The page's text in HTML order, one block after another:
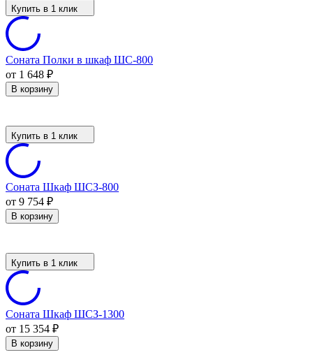
Купить в 1 клик
Соната Полки в шкаф ШС-800
от 1 648 ₽
В корзину
Купить в 1 клик
Соната Шкаф ШСЗ-800
от 9 754 ₽
В корзину
Купить в 1 клик
Соната Шкаф ШСЗ-1300
от 15 354 ₽
В корзину